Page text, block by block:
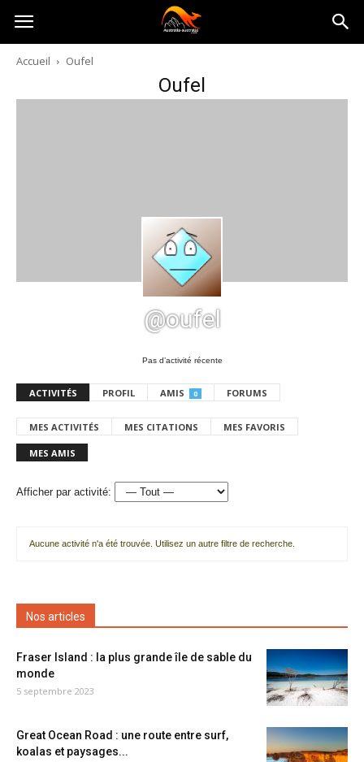
Australia-
australie.com
Accueil Oufel
Oufel
@oufel
Pas d’activité récente
ACTIVITÉS PROFIL AMIS 0 FORUMS
MES ACTIVITÉS MES CITATIONS MES FAVORIS
MES AMIS
Afficher par activité:
Aucune activité n'a été trouvée. Utilisez un autre filtre de recherche.
Nos articles
Fraser Island : la plus grande île de sable du
monde
5 septembre 2023
Great Ocean Road : une route entre surf,
koalas et paysages...